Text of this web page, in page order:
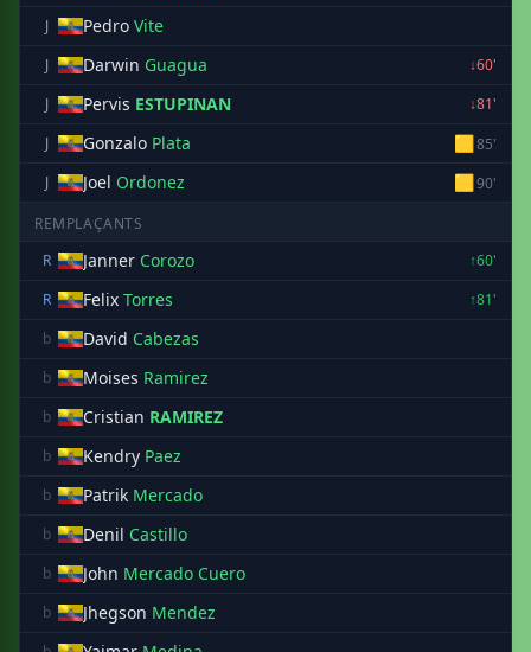
J Pedro Vite
J Darwin Guagua
↓60'
J
Pervis ESTUPINAN
↓81'
J
Gonzalo Plata 🟨85'
J
Joel Ordonez 🟨90'
REMPLAÇANTS
R
Janner Corozo
↑60'
R
Felix Torres
↑81'
b
David Cabezas
b Moises Ramirez
b Cristian RAMIREZ
b Kendry Paez
b Patrik Mercado
b Denil Castillo
b John Mercado Cuero
b Jhegson Mendez